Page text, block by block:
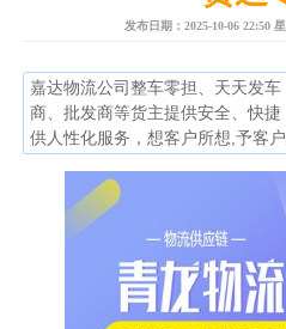
发布日期： 2025-10-06 22:50
嘉达物流公司整车零担、天天发
商、批发商等货主提供安全、快
供人性化服务，想客户所想,予客户